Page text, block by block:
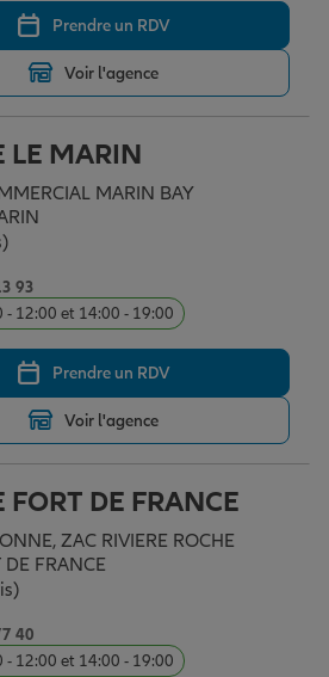
Prendre un RDV
Voir l'agence
LE MARIN
MARIN BAY
5
93
- 12:00 et 14:00 - 19:00
Prendre un RDV
Voir l'agence
FORT DE FRANCE
ZAC RIVIERE ROCHE
FRANCE
5
40
- 12:00 et 14:00 - 19:00